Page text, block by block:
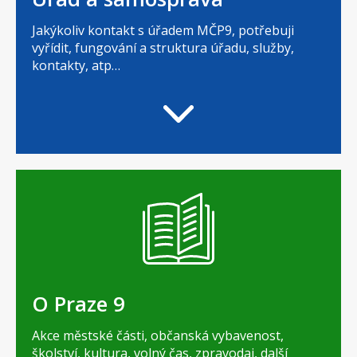
Jakýkoliv kontakt s úřadem MČP9, potřebuji
vyřídit, fungování a struktura úřadu, služby,
kontakty, atp…
O Praze 9
Akce městské části, občanská vybavenost,
školství, kultura, volný čas, zpravodaj, další